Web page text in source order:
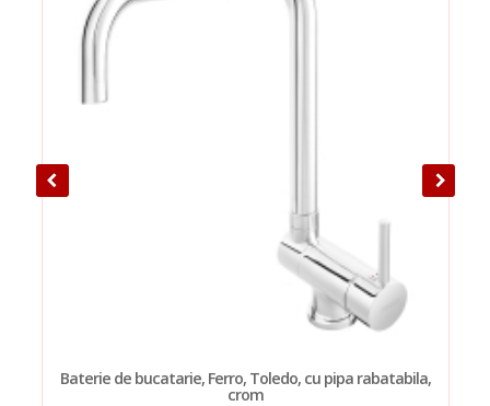
Baterie de bucatarie, Ferro, Toledo, cu pipa rabatabila,
crom